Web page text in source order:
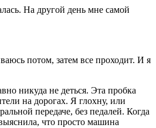
На другой день мне самой
потом, затем все проходит. И я
никуда не деться. Эта пробка
на дорогах. Я глохну, или
передаче, без педалей. Когда
что просто машина